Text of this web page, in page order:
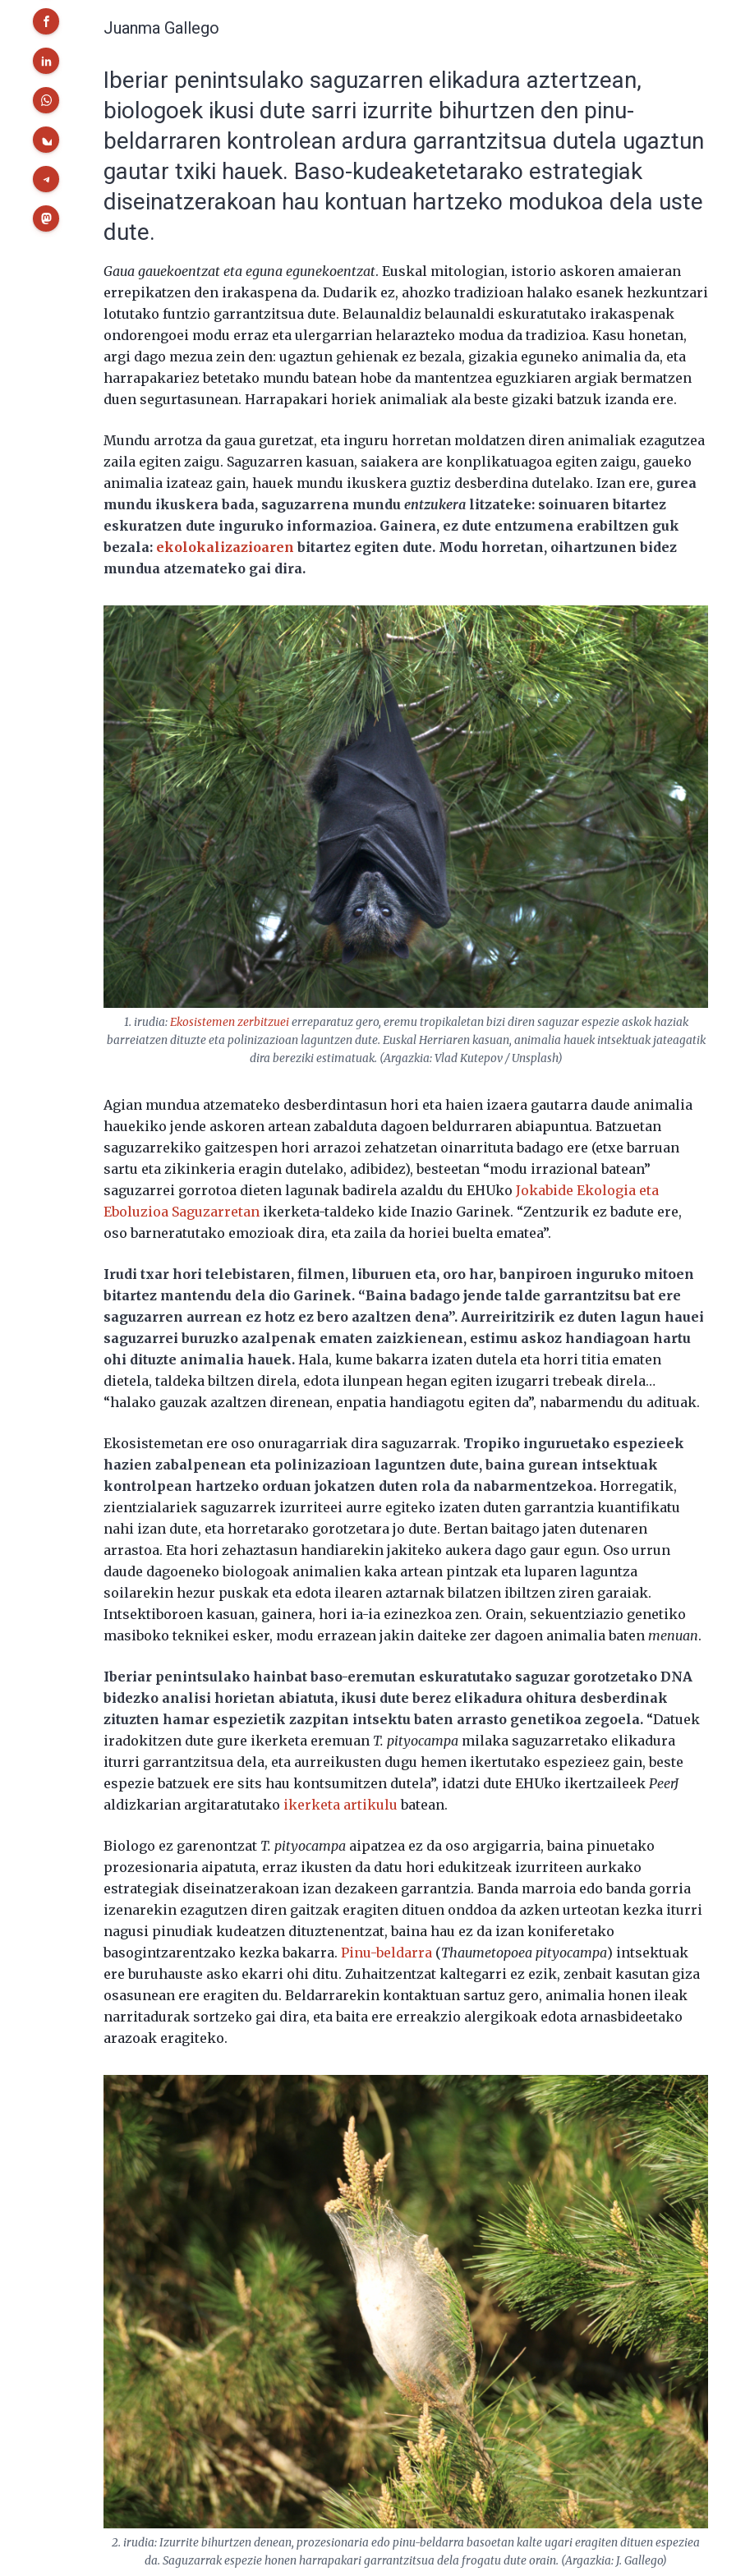
Juanma Gallego
Iberiar penintsulako saguzarren elikadura aztertzean,
biologoek ikusi dute sarri izurrite bihurtzen den pinu-
beldarraren kontrolean ardura garrantzitsua dutela ugaztun
gautar txiki hauek. Baso-kudeaketetarako estrategiak
diseinatzerakoan hau kontuan hartzeko modukoa dela uste
dute.
Gaua gauekoentzat eta eguna egunekoentzat. Euskal mitologian, istorio askoren amaieran
errepikatzen den irakaspena da. Dudarik ez, ahozko tradizioan halako esanek hezkuntzari
lotutako funtzio garrantzitsua dute. Belaunaldiz belaunaldi eskuratutako irakaspenak
ondorengoei modu erraz eta ulergarrian helarazteko modua da tradizioa. Kasu honetan,
argi dago mezua zein den: ugaztun gehienak ez bezala, gizakia eguneko animalia da, eta
harrapakariez betetako mundu batean hobe da mantentzea eguzkiaren argiak bermatzen
duen segurtasunean. Harrapakari horiek animaliak ala beste gizaki batzuk izanda ere.
Mundu arrotza da gaua guretzat, eta inguru horretan moldatzen diren animaliak ezagutzea
zaila egiten zaigu. Saguzarren kasuan, saiakera are konplikatuagoa egiten zaigu, gaueko
animalia izateaz gain, hauek mundu ikuskera guztiz desberdina dutelako. Izan ere, gurea
mundu ikuskera bada, saguzarrena munduentzukera litzateke: soinuaren bitartez
eskuratzen dute inguruko informazioa. Gainera, ez dute entzumena erabiltzen guk
bezala: ekolokalizazioaren bitartez egiten dute. Modu horretan, oihartzunen bidez
mundua atzemateko gai dira.
1. irudia:Ekosistemen zerbitzueierreparatuz gero, eremu tropikaletan bizi diren saguzar espezie askok haziak
barreiatzen dituzte eta polinizazioan laguntzen dute. Euskal Herriaren kasuan, animalia hauek intsektuak jateagatik
dira bereziki estimatuak. (Argazkia: Vlad Kutepov / Unsplash)
Agian mundua atzemateko desberdintasun hori eta haien izaera gautarra daude animalia
hauekiko jende askoren artean zabalduta dagoen beldurraren abiapuntua. Batzuetan
saguzarrekiko gaitzespen hori arrazoi zehatzetan oinarrituta badago ere (etxe barruan
sartu eta zikinkeria eragin dutelako, adibidez), besteetan “modu irrazional batean”
saguzarrei gorrotoa dieten lagunak badirela azaldu du EHUkoJokabide Ekologia eta
Eboluzioa Saguzarretan ikerketa-taldeko kide Inazio Garinek. “Zentzurik ez badute ere,
oso barneratutako emozioak dira, eta zaila da horiei buelta ematea”.
Irudi txar hori telebistaren, filmen, liburuen eta, oro har, banpiroen inguruko mitoen
bitartez mantendu dela dio Garinek. “Baina badago jende talde garrantzitsu bat ere
saguzarren aurrean ez hotz ez bero azaltzen dena”. Aurreiritzirik ez duten lagun hauei
saguzarrei buruzko azalpenak ematen zaizkienean, estimu askoz handiagoan hartu
ohi dituzte animalia hauek. Hala, kume bakarra izaten dutela eta horri titia ematen
dietela, taldeka biltzen direla, edota ilunpean hegan egiten izugarri trebeak direla…
“halako gauzak azaltzen direnean, enpatia handiagotu egiten da”, nabarmendu du adituak.
Ekosistemetan ere oso onuragarriak dira saguzarrak. Tropiko inguruetako espezieek
hazien zabalpenean eta polinizazioan laguntzen dute, baina gurean intsektuak
kontrolpean hartzeko orduan jokatzen duten rola da nabarmentzekoa. Horregatik,
zientzialariek saguzarrek izurriteei aurre egiteko izaten duten garrantzia kuantifikatu
nahi izan dute, eta horretarako gorotzetara jo dute. Bertan baitago jaten dutenaren
arrastoa. Eta hori zehaztasun handiarekin jakiteko aukera dago gaur egun. Oso urrun
daude dagoeneko biologoak animalien kaka artean pintzak eta luparen laguntza
soilarekin hezur puskak eta edota ilearen aztarnak bilatzen ibiltzen ziren garaiak.
Intsektiboroen kasuan, gainera, hori ia-ia ezinezkoa zen. Orain, sekuentziazio genetiko
masiboko teknikei esker, modu errazean jakin daiteke zer dagoen animalia batenmenuan.
Iberiar penintsulako hainbat baso-eremutan eskuratutako saguzar gorotzetako DNA
bidezko analisi horietan abiatuta, ikusi dute berez elikadura ohitura desberdinak
zituzten hamar espezietik zazpitan intsektu baten arrasto genetikoa zegoela. “Datuek
iradokitzen dute gure ikerketa eremuan T. pityocampa milaka saguzarretako elikadura
iturri garrantzitsua dela, eta aurreikusten dugu hemen ikertutako espezieez gain, beste
espezie batzuek ere sits hau kontsumitzen dutela”, idatzi dute EHUko ikertzaileekPeerJ
aldizkarian argitaratutako ikerketa artikulu batean.
Biologo ez garenontzat T. pityocampa aipatzea ez da oso argigarria, baina pinuetako
prozesionaria aipatuta, erraz ikusten da datu hori edukitzeak izurriteen aurkako
estrategiak diseinatzerakoan izan dezakeen garrantzia. Banda marroia edo banda gorria
izenarekin ezagutzen diren gaitzak eragiten dituen onddoa da azken urteotan kezka iturri
nagusi pinudiak kudeatzen dituztenentzat, baina hau ez da izan koniferetako
basogintzarentzako kezka bakarra.Pinu-beldarra (Thaumetopoea pityocampa) intsektuak
ere buruhauste asko ekarri ohi ditu. Zuhaitzentzat kaltegarri ez ezik, zenbait kasutan giza
osasunean ere eragiten du. Beldarrarekin kontaktuan sartuz gero, animalia honen ileak
narritadurak sortzeko gai dira, eta baita ere erreakzio alergikoak edota arnasbideetako
arazoak eragiteko.
2. irudia: Izurrite bihurtzen denean, prozesionaria edo pinu-beldarra basoetan kalte ugari eragiten dituen espeziea
da. Saguzarrak espezie honen harrapakari garrantzitsua dela frogatu dute orain. (Argazkia: J. Gallego)